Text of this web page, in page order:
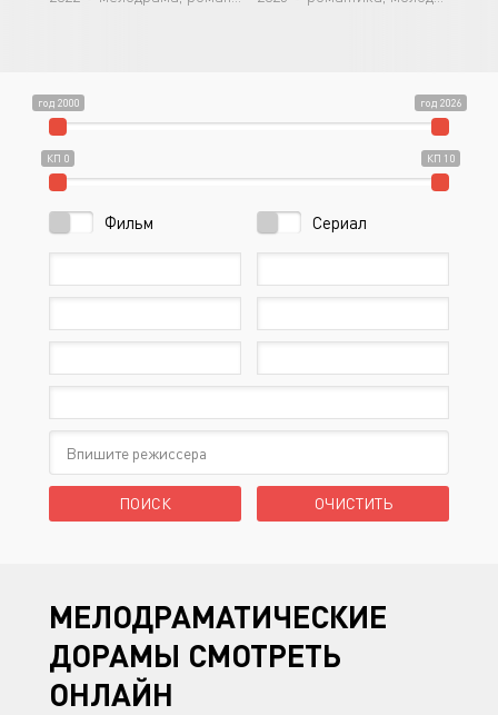
год 2000 год 2026
КП 0 КП 10
Фильм Сериал
МЕЛОДРАМАТИЧЕСКИЕ
ДОРАМЫ СМОТРЕТЬ
ОНЛАЙН